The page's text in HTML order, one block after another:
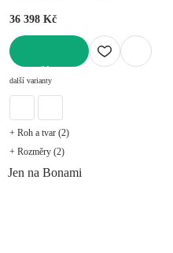
36 398 Kč
další varianty
+ Roh a tvar (2)
+ Rozměry (2)
Jen na Bonami